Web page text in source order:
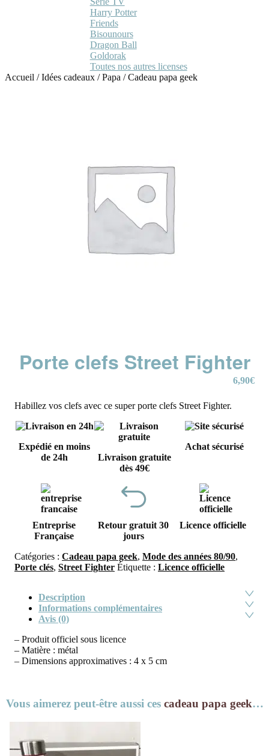
Harry Potter
Friends
Bisounours
Dragon Ball
Goldorak
Toutes nos autres licenses
Accueil /Idées cadeaux /Papa /Cadeau papa geek
Porte clefs Street Fighter
6,90€
Habillez vos clefs avec ce super porte clefs Street Fighter.
Expédié en moins
de 24h
Livraison gratuite
dès 49€
Achat sécurisé
Entreprise
Française
Retour gratuit 30
jours
Licence officielle
Catégories : Cadeau papa geek, Mode des années 80/90,
Porte clés, Street Fighter Étiquette : Licence officielle
Description
Informations complémentaires
Avis (0)
– Produit officiel sous licence
– Matière : métal
– Dimensions approximatives : 4 x 5 cm
Vous aimerez peut-être aussi ces cadeau papa geek…